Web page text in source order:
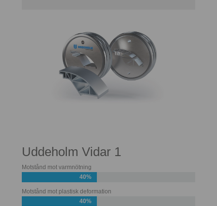
Uddeholm Vidar 1
Motstånd mot varmnötning
40%
Motstånd mot plastisk deformation
40%